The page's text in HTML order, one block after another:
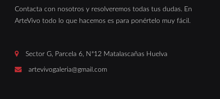
Contacta con nosotros y resolveremos todas tus dudas. En
ArteVivo todo lo que hacemos es para ponértelo muy fácil.
Sector G, Parcela 6, Nª12 Matalascañas Huelva
artevivogaleria@gmail.com